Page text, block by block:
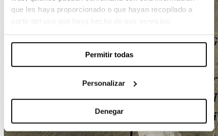
que les haya proporcionado o que hayan recopilado a
Permitir todas
Personalizar
Denegar